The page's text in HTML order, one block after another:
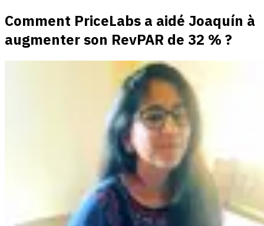
Comment PriceLabs a aidé Joaquín à
augmenter son RevPAR de 32 % ?